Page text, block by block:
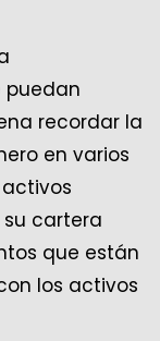
puedan
recordar la
en varios
cartera
que están
los activos